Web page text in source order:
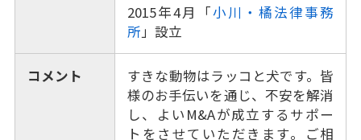
2015年4月「小川・橘法律事務
所」設立
コメント
すきな動物はラッコと犬です。皆
様のお手伝いを通じ、不安を解消
し、よいM&Aが成立するサポー
トをさせていただきます。ご相